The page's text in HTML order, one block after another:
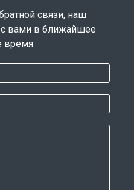
связи, наш
с вами в ближайшее
время